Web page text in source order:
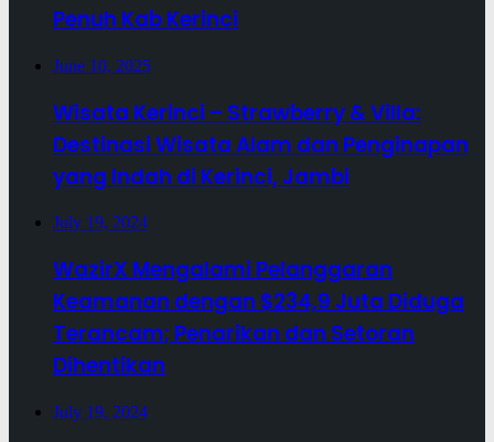
Penuh Kab Kerinci
June 10, 2025
Wisata Kerinci – Strawberry & Villa:
Destinasi Wisata Alam dan Penginapan
yang Indah di Kerinci, Jambi
July 19, 2024
WazirX Mengalami Pelanggaran
Keamanan dengan $234,9 Juta Diduga
Terancam; Penarikan dan Setoran
Dihentikan
July 19, 2024